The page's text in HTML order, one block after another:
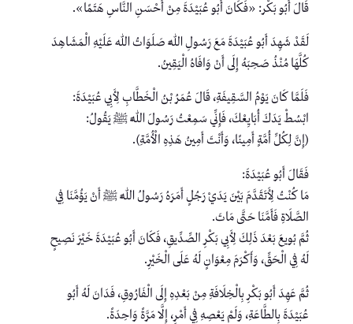
قَالَ أَبُو بَكْر: «فَكَانَ أَبُو عُبَيْدَةَ مِنْ أَحْسَنِ النَّاسِ هَتَمًا».
لَقَدْ شَهِدَ أَبُو عُبَيْدَةَ مَعَ رَسُولِ اللَّهِ صَلَوَاتُ اللهِ عَلَيْهِ الْمَشَاهِدَ
كُلَّهَا مُنْذُ صَحِبَهُ إِلَى أَنْ وَافَاهُ الْيَقِينُ.
فَلَمَّا كَانَ يَوْمُ السَّقِيفَةِ، قَالَ عُمَرُ بْنُ الْخَطَّابِ لِأَبِي عُبَيْدَةَ:
ابْسُطْ يَدَكَ أُبَايِعْكَ، فَإِنِّي سَمِعْتُ رَسُولَ اللَّهِ ﷺ يَقُولُ:
(إِنَّ لِكُلِّ أُمَّةٍ أَمِينًا، وَأَنْتَ أَمِينُ هَذِهِ الْأُمَّةِ).
فَقَالَ أَبُو عُبَيْدَةَ:
مَا كُنْتُ لِأَتَقَدَّمَ بَيْنَ يَدَيْ رَجُلٍ أَمَرَهُ رَسُولُ اللَّهِ ﷺ أَنْ يَؤُمَّنَا فِي
الصَّلَاةِ فَأَمَّنَا حَتَّى مَاتَ.
ثُمَّ بُويعَ بَعْدَ ذَلِكَ لِأَبِي بَكْرِ الصِّدِّيقِ، فَكَانَ أَبُو عُبَيْدَةَ خَيْرَ نَصِيحٍ
لَهُ فِي الْحَقِّ، وَأَكْرَمَ مِعْوَانٍ لَهُ عَلَى الْخَيْرِ.
ثُمَّ عَهِدَ أَبُو بَكْرِ بِالْخِلَافَةِ مِنْ بَعْدِهِ إِلَى الْفَارُوقِ، فَدَانَ لَهُ أَبُو
عُبَيْدَةَ بِالطَّاعَةِ، وَلَمْ يَعْصِهِ فِي أَمْرٍ، إِلَّا مَرَّةً وَاحِدَةً.